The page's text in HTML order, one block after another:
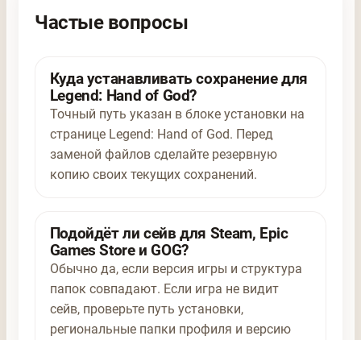
Частые вопросы
Куда устанавливать сохранение для
Legend: Hand of God?
Точный путь указан в блоке установки на
странице Legend: Hand of God. Перед
заменой файлов сделайте резервную
копию своих текущих сохранений.
Подойдёт ли сейв для Steam, Epic
Games Store и GOG?
Обычно да, если версия игры и структура
папок совпадают. Если игра не видит
сейв, проверьте путь установки,
региональные папки профиля и версию